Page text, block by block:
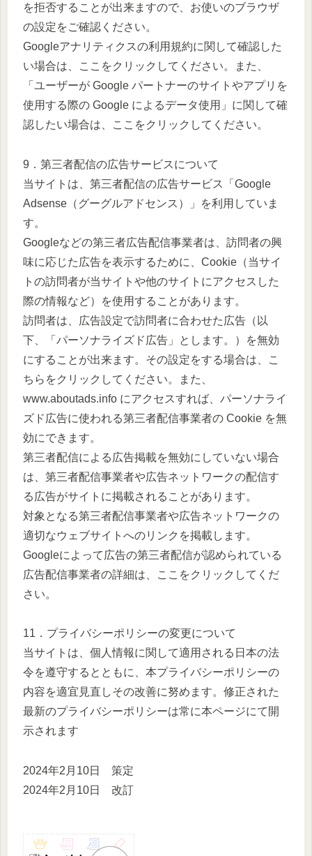
を拒否することが出来ますので、お使いのブラウザ
の設定をご確認ください。
Googleアナリティクスの利用規約に関して確認した
い場合は、ここをクリックしてください。また、
「ユーザーが Google パートナーのサイトやアプリを
使用する際の Google によるデータ使用」に関して確
認したい場合は、ここをクリックしてください。
9．第三者配信の広告サービスについて
当サイトは、第三者配信の広告サービス「Google
Adsense（グーグルアドセンス）」を利用していま
す。
Googleなどの第三者広告配信事業者は、訪問者の興
味に応じた広告を表示するために、Cookie（当サイ
トの訪問者が当サイトや他のサイトにアクセスした
際の情報など）を使用することがあります。
訪問者は、広告設定で訪問者に合わせた広告（以
下、「パーソナライズド広告」とします。）を無効
にすることが出来ます。その設定をする場合は、こ
ちらをクリックしてください。また、
www.aboutads.info にアクセスすれば、パーソナライ
ズド広告に使われる第三者配信事業者の Cookie を無
効にできます。
第三者配信による広告掲載を無効にしていない場合
は、第三者配信事業者や広告ネットワークの配信す
る広告がサイトに掲載されることがあります。
対象となる第三者配信事業者や広告ネットワークの
適切なウェブサイトへのリンクを掲載します。
Googleによって広告の第三者配信が認められている
広告配信事業者の詳細は、ここをクリックしてくだ
さい。
11．プライバシーポリシーの変更について
当サイトは、個人情報に関して適用される日本の法
令を遵守するとともに、本プライバシーポリシーの
内容を適宜見直しその改善に努めます。修正された
最新のプライバシーポリシーは常に本ページにて開
示されます
2024年2月10日 策定
2024年2月10日 改訂